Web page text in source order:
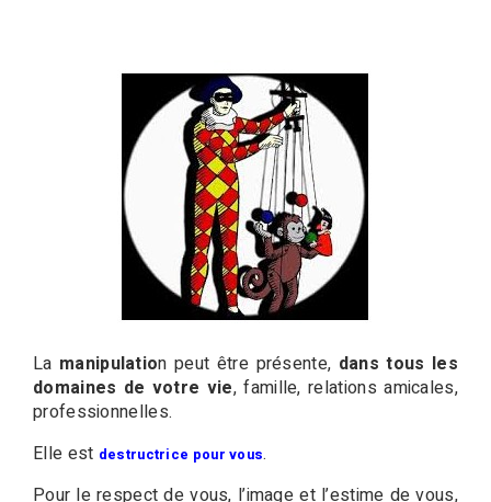
La manipulation peut être présente, dans tous les
domaines de votre vie, famille, relations amicales,
professionnelles.
Elle est destructrice pour vous.
Pour le respect de vous, l’image et l’estime de vous,